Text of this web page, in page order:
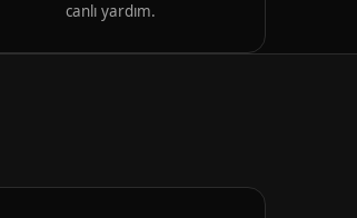
canlı yardım.